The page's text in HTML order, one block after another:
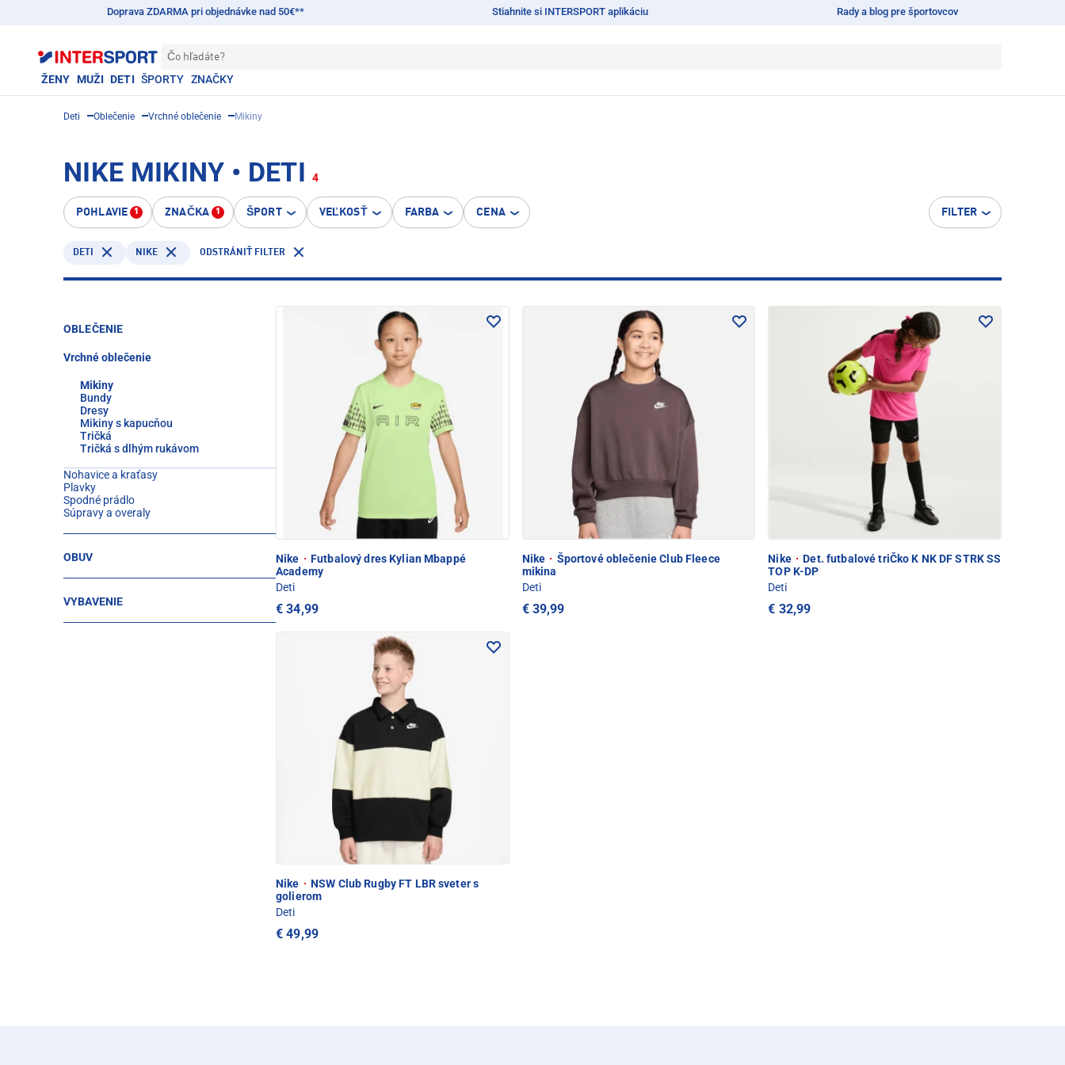
Doprava ZDARMA pri objednávke nad 50€** Stiahnite si INTERSPORT aplikáciu Rady a blog pre športovcov
Čo hľadáte?
ŽENY MUŽI DETI ŠPORTY ZNAČKY
Deti Oblečenie Vrchné oblečenie Mikiny
NIKE MIKINY • DETI 4
POHLAVIE 1 ZNAČKA 1 ŠPORT VEĽKOSŤ FARBA CENA FILTER
DETI NIKE ODSTRÁNIŤ FILTER
OBLEČENIE
Vrchné oblečenie
Mikiny
Bundy
Dresy
Mikiny s kapucňou
Tričká
Tričká s dlhým rukávom
Nohavice a kraťasy
Plavky
Spodné prádlo
Súpravy a overaly
OBUV
VYBAVENIE
Nike · Futbalový dres Kylian Mbappé
Academy
Deti
€ 34,99
Nike · Športové oblečenie Club Fleece
mikina
Deti
€ 39,99
Nike · Det. futbalové triČko K NK DF STRK SS
TOP K-DP
Deti
€ 32,99
Nike · NSW Club Rugby FT LBR sveter s
golierom
Deti
€ 49,99